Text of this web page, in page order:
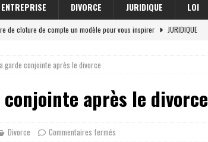
ENTREPRISE DIVORCE JURIDIQUE LOI
de cloture de compte un modèle pour vous inspirer
JURIDIQUE
différentes situations nécessitant une lettre de cloture de compte
ag : un acteur essentiel de la démocratie
JURIDIQUE
un scrutateur ag garantit une élection transparente AVOCAT
garde conjointe après le divorce
conjointe après le divorce
Divorce Commentaires fermés